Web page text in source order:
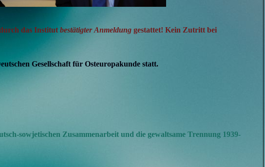
das Institut bestätigter Anmeldung gestattet! Kein Zutritt bei
Gesellschaft für Osteuropakunde statt.
sowjetischen Zusammenarbeit und die gewaltsame Trennung 1939-